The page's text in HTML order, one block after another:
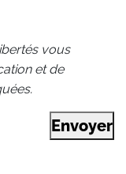
vous
et de
Envoyer